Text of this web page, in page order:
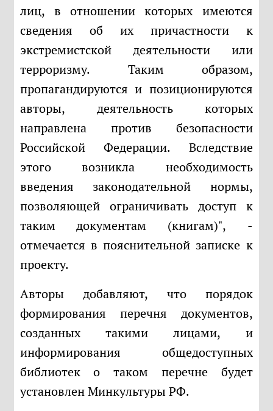
лиц, в отношении которых имеются
сведения об их причастности к
экстремистской деятельности или
терроризму. Таким образом,
пропагандируются и позиционируются
авторы, деятельность которых
направлена против безопасности
Российской Федерации. Вследствие
этого возникла необходимость
введения законодательной нормы,
позволяющей ограничивать доступ к
таким документам (книгам)", -
отмечается в пояснительной записке к
проекту.
Авторы добавляют, что порядок
формирования перечня документов,
созданных такими лицами, и
информирования общедоступных
библиотек о таком перечне будет
установлен Минкультуры РФ.